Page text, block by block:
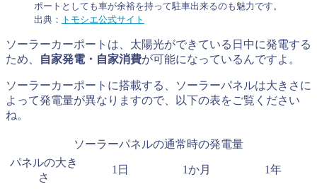
ポートとしても車が余裕を持って駐車出来るのも魅力です。
出典： トモシエ公式サイト
ソーラーカーポートは、太陽光ができている日中に発電する
ため、
自家発電・自家消費が可能になっているんですよ。
ソーラーカーポートに搭載する、ソーラーパネルは大きさに
よって発電量が異なりますので、以下の表をご覧ください
ね。
ソーラーパネルの通常時の発電量
パネルの大き
さ
1日 1か月 1年